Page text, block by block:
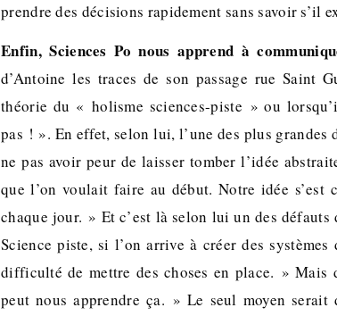
prendre des décisions rapidement sans savoir s’il
Enfin, Sciences Po nous apprend à
d’Antoine les traces de son passage rue Saint
théorie du « holisme sciences-piste » ou
pas ! ». En effet, selon lui, l’une des plus
ne pas avoir peur de laisser tomber l’idée
que l’on voulait faire au début. Notre idée
chaque jour. » Et c’est là selon lui un des
Science piste, si l’on arrive à créer des
difficulté de mettre des choses en place. » Mais
peut nous apprendre ça. » Le seul moyen